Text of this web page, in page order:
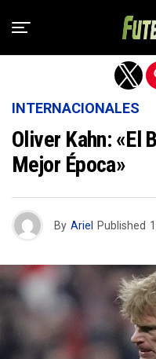
INTERNACIONALES
Oliver Kahn: «El
Mejor Época»
By Ariel Published
Salir